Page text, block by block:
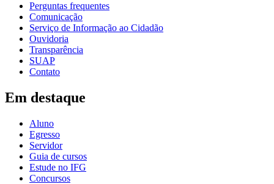
Perguntas frequentes
Comunicação
Serviço de Informação ao Cidadão
Ouvidoria
Transparência
SUAP
Contato
Em destaque
Aluno
Egresso
Servidor
Guia de cursos
Estude no IFG
Concursos